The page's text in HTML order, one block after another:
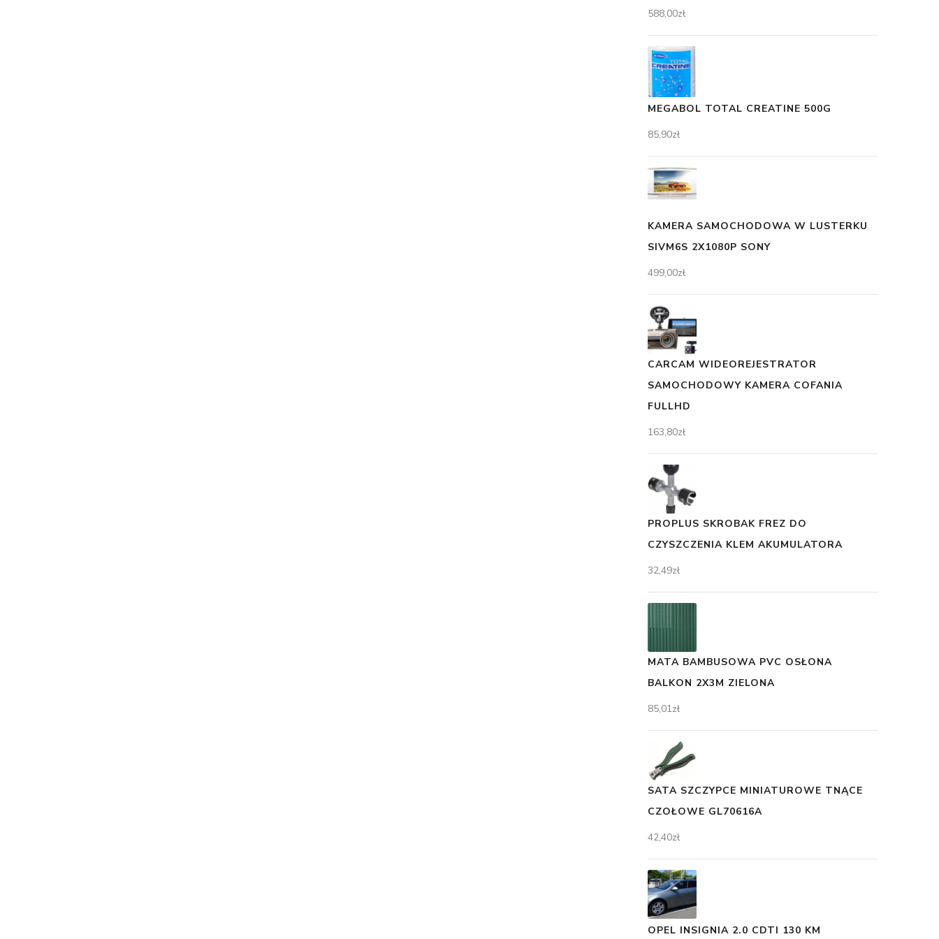
588,00zł
MEGABOL TOTAL CREATINE 500G
85,90zł
KAMERA SAMOCHODOWA W LUSTERKU
SIVM6S 2X1080P SONY
499,00zł
CARCAM WIDEOREJESTRATOR
SAMOCHODOWY KAMERA COFANIA
FULLHD
163,80zł
PROPLUS SKROBAK FREZ DO
CZYSZCZENIA KLEM AKUMULATORA
32,49zł
MATA BAMBUSOWA PVC OSŁONA
BALKON 2X3M ZIELONA
85,01zł
SATA SZCZYPCE MINIATUROWE TNĄCE
CZOŁOWE GL70616A
42,40zł
OPEL INSIGNIA 2.0 CDTI 130 KM